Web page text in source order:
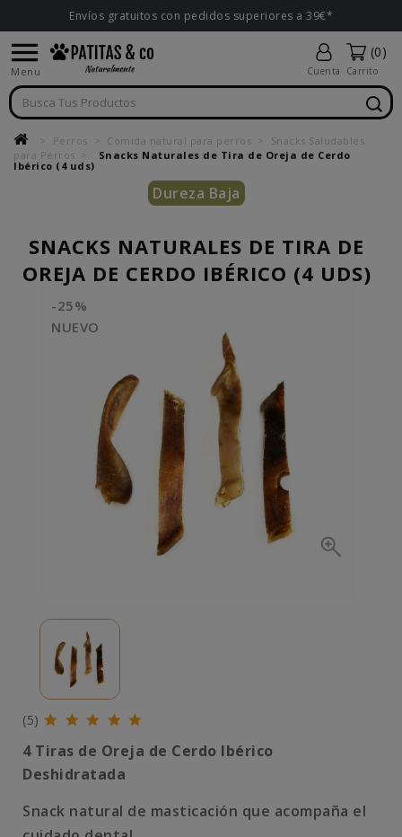
Envíos gratuitos con pedidos superiores a 39€*

Menu Cuenta
(0)
Carrito
Perros Comida natural para perros
Snacks Saludables
para Perros
Snacks Naturales de Tira de Oreja de Cerdo
Ibérico (4 uds)
Dureza Baja
SNACKS NATURALES DE TIRA DE
OREJA DE CERDO IBÉRICO (4 UDS)
-25%
NUEVO
(5)
4 Tiras de Oreja de Cerdo Ibérico
Deshidratada
Snack natural de masticación que acompaña el